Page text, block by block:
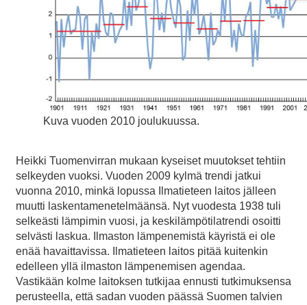
Kuva vuoden 2010 joulukuussa.
Heikki Tuomenvirran mukaan kyseiset muutokset tehtiin
selkeyden vuoksi. Vuoden 2009 kylmä trendi jatkui
vuonna 2010, minkä lopussa Ilmatieteen laitos jälleen
muutti laskentamenetelmäänsä. Nyt vuodesta 1938 tuli
selkeästi lämpimin vuosi, ja keskilämpötilatrendi osoitti
selvästi laskua. Ilmaston lämpenemistä käyristä ei ole
enää havaittavissa. Ilmatieteen laitos pitää kuitenkin
edelleen yllä ilmaston lämpenemisen agendaa.
Vastikään kolme laitoksen tutkijaa ennusti tutkimuksensa
perusteella, että sadan vuoden päässä Suomen talvien